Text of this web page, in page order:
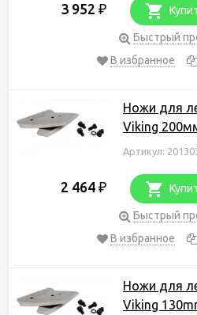
3 952 ₽
Быстрый
В избранное
Ножи для
Viking
Артикул:
2 464 ₽
Быстрый
В избранное
Ножи для
Viking